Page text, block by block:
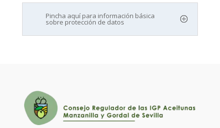
Pincha aquí para información básica
sobre protección de datos